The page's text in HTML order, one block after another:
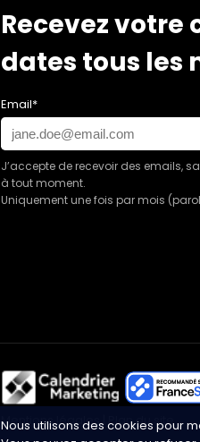
Nous utilisons des cookies pour
Recevez votre
dates tous les
Email*
J’accepte de recevoir des emails,
à tout moment.
Uniquement une fois par mois
Mentions légales| Plan du site